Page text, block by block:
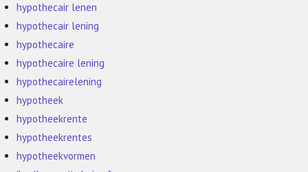
hypothecair lenen
hypothecair lening
hypothecaire
hypothecaire lening
hypothecairelening
hypotheek
hypotheekrente
hypotheekrentes
hypotheekvormen